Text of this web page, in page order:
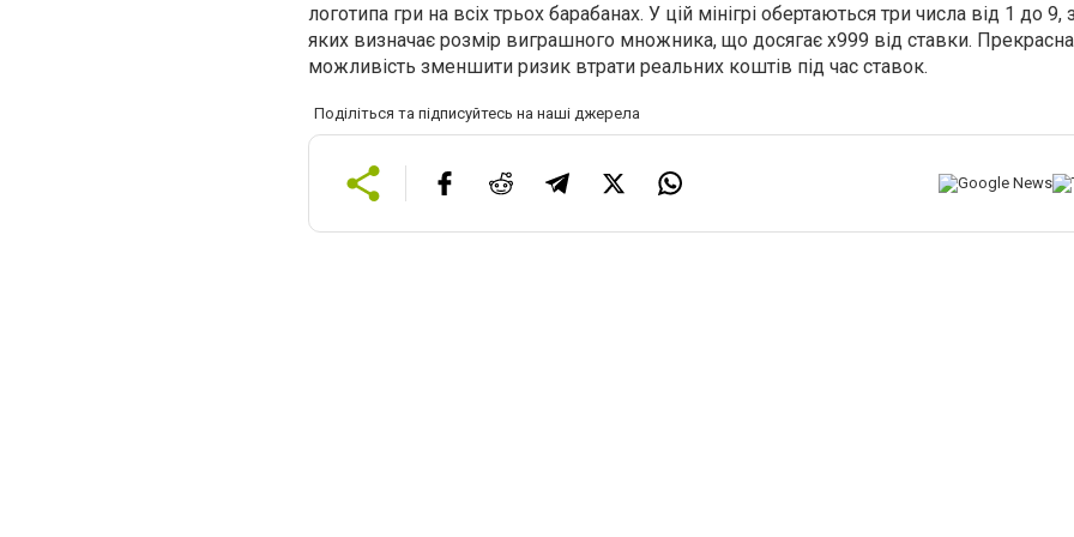
логотипа гри на всіх трьох барабанах. У цій мінігрі обертаються три числа від 1 до 9,
яких визначає розмір виграшного множника, що досягає x999 від ставки. Прекрасна
можливість зменшити ризик втрати реальних коштів під час ставок.
Поділіться та підписуйтесь на наші джерела